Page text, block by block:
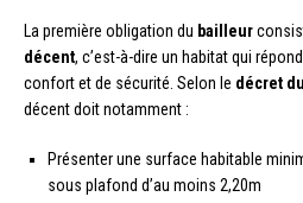
La première obligation du bailleur
décent, c’est-à-dire un habitat qui
confort et de sécurité. Selon le décret
décent doit notamment :
Présenter une surface habitable
sous plafond d’au moins 2,20m